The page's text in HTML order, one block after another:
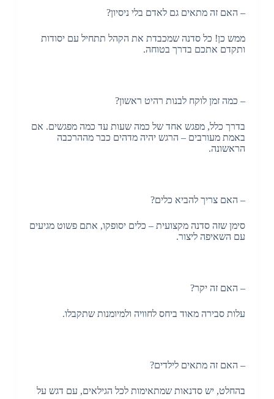
– האם זה מתאים גם לאדם בלי ניסיון?
ממש כן! כל סדנה שמכבדת את הקהל תתחיל עם יסודות
ותקדם אתכם בדרך בטוחה.
– כמה זמן לוקח לבנות רהיט ראשון?
בדרך כלל, מפגש אחד של כמה שעות עד כמה מפגשים. אם
באמת מעורבים – הרגש יהיה מדהים כבר מההרכבה
הראשונה.
– האם צריך להביא כלים?
סימן שזה סדנה מקצועית – כלים יסופקו, אתם פשוט מגיעים
עם השאיפה ליצור.
– האם זה יקר?
עלות סבירה מאוד ביחס לחוויה ולמיומנות שתקבלו.
– האם זה מתאים לילדים?
בהחלט, יש סדנאות שמתאימות לכל הגילאים, עם דגש על